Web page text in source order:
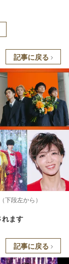
記事に戻る
下段左から）
れます
記事に戻る